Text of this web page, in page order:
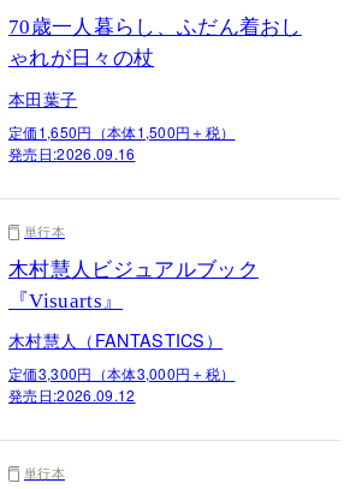
70歳一人暮らし、ふだん着おし
ゃれが日々の杖
本田葉子
定価1,650円（本体1,500円＋税）
発売日:2026.09.16
単行本
木村慧人ビジュアルブック
『Visuarts』
木村慧人（FANTASTICS）
定価3,300円（本体3,000円＋税）
発売日:2026.09.12
単行本